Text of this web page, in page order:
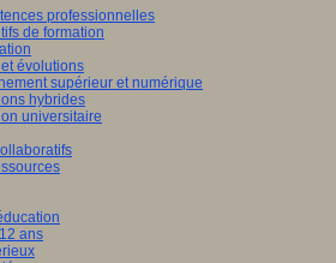
professionnelles
de formation
évolutions
supérieur et numérique
hybrides
universitaire
ans